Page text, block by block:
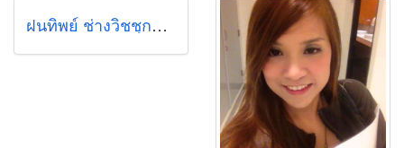
ฝนทิพย์ ช่างวิชชุการ (พี่เอฟ)